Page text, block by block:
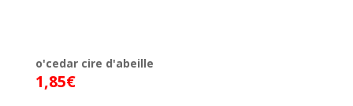
o'cedar cire d'abeille
1,85€